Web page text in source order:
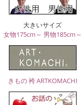
大きいサイズ
女物175cm～ 男物185cm～
きもの 袴 ARTKOMACHI